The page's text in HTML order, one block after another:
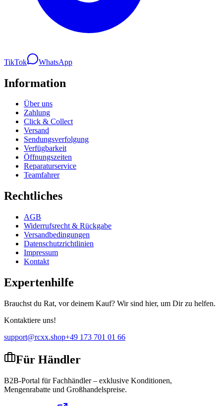
TikTok WhatsApp
Information
Über uns
Zahlung
Click & Collect
Versand
Sendungsverfolgung
Verfügbarkeit
Öffnungszeiten
Reparaturservice
Teamfahrer
Rechtliches
AGB
Widerrufsrecht & Rückgabe
Versandbedingungen
Datenschutzrichtlinien
Impressum
Kontakt
Expertenhilfe
Brauchst du Rat, vor deinem Kauf? Wir sind hier, um Dir zu helfen.
Kontaktiere uns!
support@rcxx.shop+49 173 701 01 66
Für Händler
B2B-Portal für Fachhändler – exklusive Konditionen,
Mengenrabatte und Großhandelspreise.